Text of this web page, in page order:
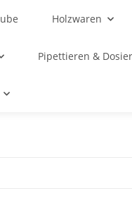
Holzwaren
Pipettieren &